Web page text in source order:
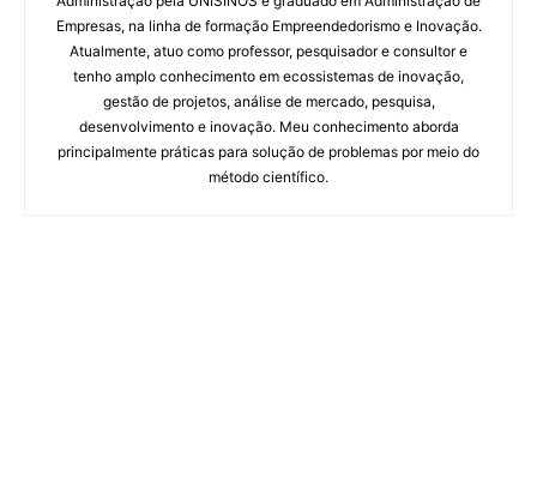
Empresas, na linha de formação Empreendedorismo e Inovação.
Atualmente, atuo como professor, pesquisador e consultor e
tenho amplo conhecimento em ecossistemas de inovação,
gestão de projetos, análise de mercado, pesquisa,
desenvolvimento e inovação. Meu conhecimento aborda
principalmente práticas para solução de problemas por meio do
método científico.